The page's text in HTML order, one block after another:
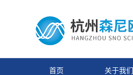
首页 关于我们